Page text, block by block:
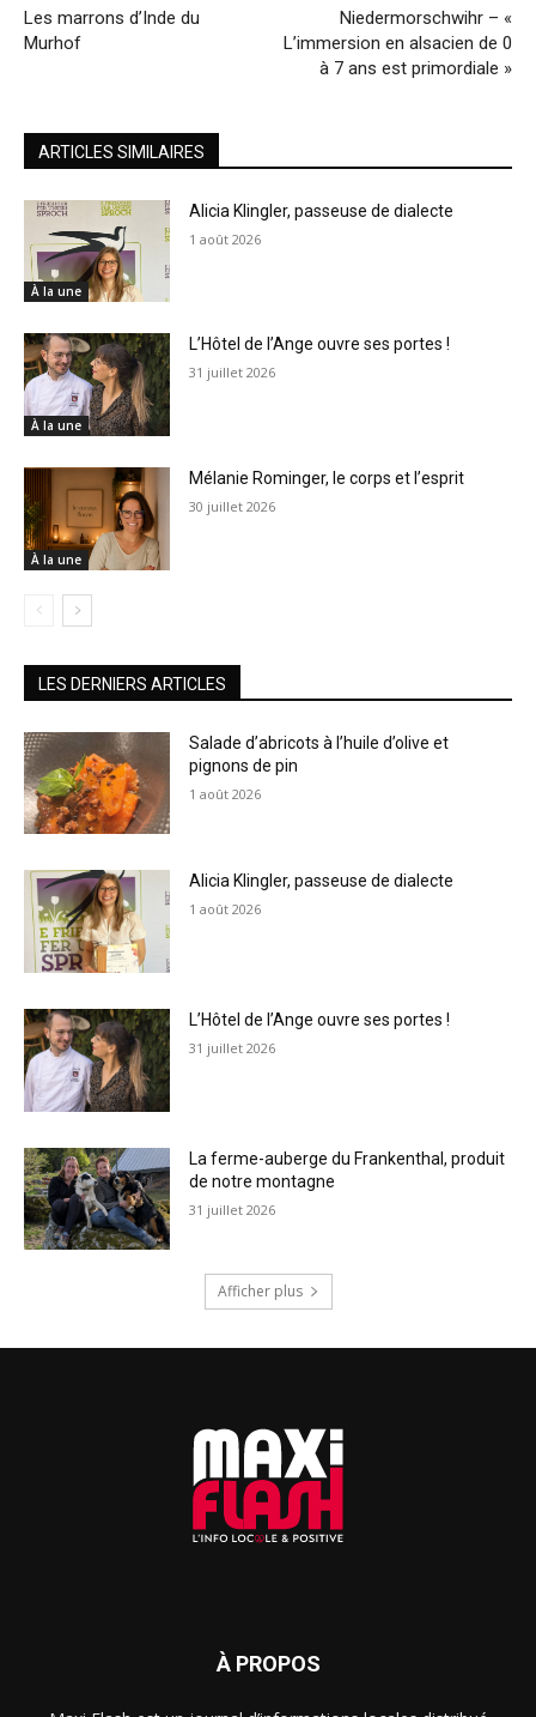
Les marrons d’Inde du
Murhof
Niedermorschwihr – «
L’immersion en alsacien de 0
à 7 ans est primordiale »
ARTICLES SIMILAIRES
À la une
Alicia Klingler, passeuse de dialecte
1 août 2026
À la une
L’Hôtel de l’Ange ouvre ses portes !
31 juillet 2026
À la une
Mélanie Rominger, le corps et l’esprit
30 juillet 2026
LES DERNIERS ARTICLES
Salade d’abricots à l’huile d’olive et
pignons de pin
1 août 2026
Alicia Klingler, passeuse de dialecte
1 août 2026
L’Hôtel de l’Ange ouvre ses portes !
31 juillet 2026
La ferme-auberge du Frankenthal, produit
de notre montagne
31 juillet 2026
Afficher plus
À PROPOS